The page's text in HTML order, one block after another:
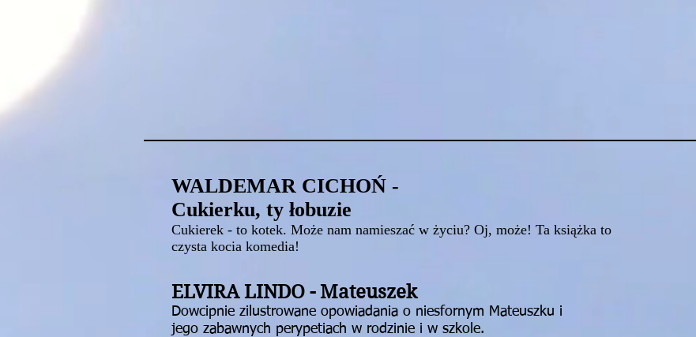
WALDEMAR CICHOŃ -
Cukierku, ty łobuzie
Cukierek - to kotek. Może nam namieszać w życiu? Oj, może! Ta książka to
czysta kocia komedia!
ELVIRA LINDO - Mateuszek
Dowcipnie zilustrowane opowiadania o niesfornym Mateuszku i
jego zabawnych perypetiach w rodzinie i w szkole.